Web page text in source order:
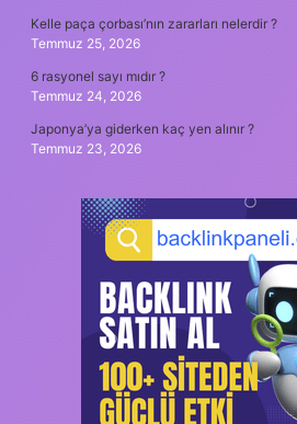
Kelle paça çorbası’nın zararları nelerdir ?
Temmuz 25, 2026
6 rasyonel sayı mıdır ?
Temmuz 24, 2026
Japonya’ya giderken kaç yen alınır ?
Temmuz 23, 2026